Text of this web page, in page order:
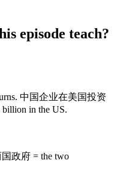
episode teach?
中国企业在美国投资
in the US.
国政府 = the two